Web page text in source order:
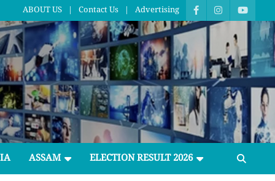
ABOUT US Contact Us Advertising
ASSAM ELECTION RESULT 2026